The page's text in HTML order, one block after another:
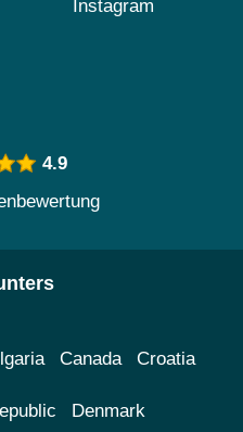
Instagram
4.9
Canada Croatia
Denmark